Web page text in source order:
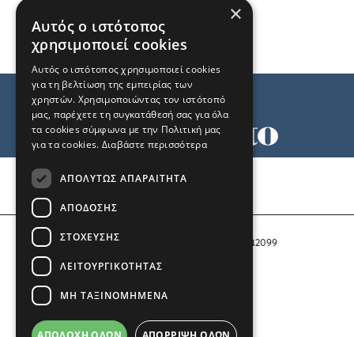
Αριθμός Πιστοποίησης Μ.Η.Τ. 242099
COPYRIGHT © 2026 Το Μανιφέστο
×
Αυτός ο ιστότοπος
χρησιμοποιεί cookies
Αυτός ο ιστότοπος χρησιμοποιεί cookies
για τη βελτίωση της εμπειρίας των
χρηστών. Χρησιμοποιώντας τον ιστότοπό
μας, παρέχετε τη συγκατάθεσή σας για όλα
τα cookies σύμφωνα με την Πολιτική μας
για τα cookies. Διαβάστε περισσότερα
ΑΠΟΛΎΤΩΣ ΑΠΑΡΑΊΤΗΤΑ
ΑΠΌΔΟΣΗΣ
ΣΤΌΧΕΥΣΗΣ
ΛΕΙΤΟΥΡΓΙΚΌΤΗΤΑΣ
ΜΗ ΤΑΞΙΝΟΜΗΜΈΝΑ